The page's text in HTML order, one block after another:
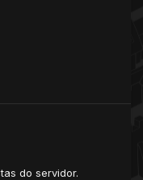
do servidor.